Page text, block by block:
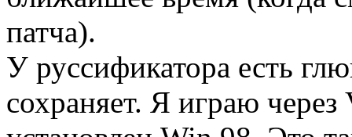
патча).
У руссификатора есть
сохраняет. Я играю